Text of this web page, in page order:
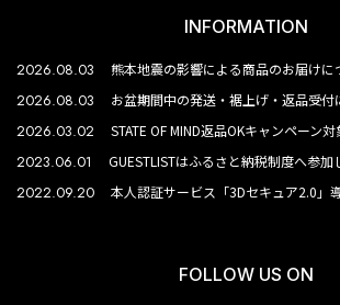
INFORMATION
2026.08.03 熊本地震の影響による商品のお届けに
2026.08.03 お盆期間中の発送・裾上げ・返品受付
2026.03.02 STATE OF MIND返品OKキャンペーン
2023.06.01 GUESTLISTはふるさと納税制度へ参加
2022.09.20 本人認証サービス「3Dセキュア2.0」
FOLLOW US ON